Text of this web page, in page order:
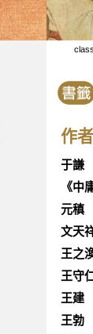
作
于謙
《中
元稹
文天
王之
王守
王建
王勃